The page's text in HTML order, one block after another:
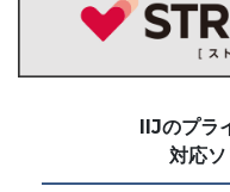
IIJのプラ
対応